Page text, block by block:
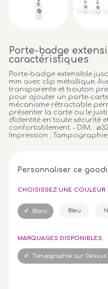
Porte-badge
caractéristiques
Porte-badge extensible
mm avec clip métallique.
transparente et bouton
pour ajouter un porte-
mécanisme rétractable
présenter la carte ou le
d'identité en toute sécurité
confortablement. - DIM. :
Impression : Tampographie
Personnaliser ce
CHOISISSEZ UNE COULEUR
Blanc Bleu
MARQUAGES DISPONIBLES
Tampographie sur Dessus